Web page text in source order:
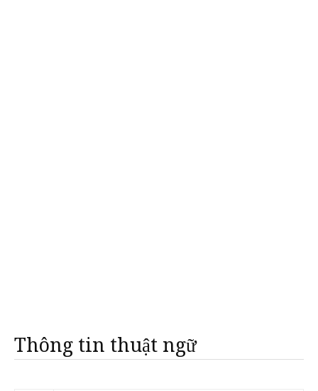
Thông tin thuật ngữ